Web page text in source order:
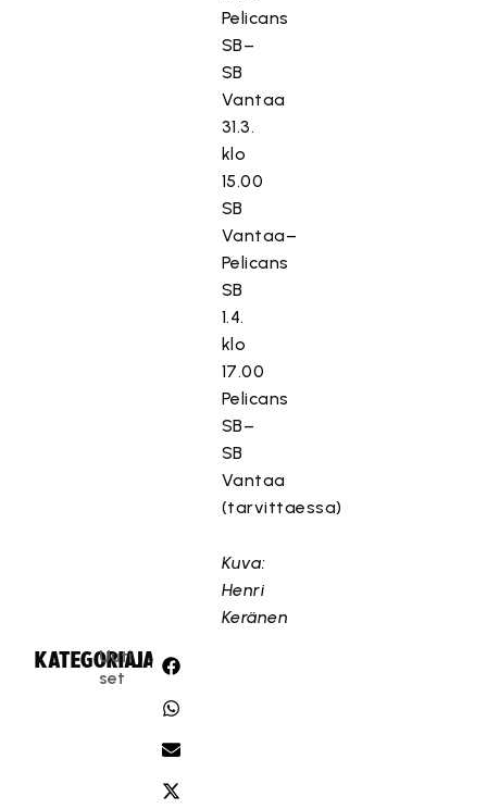
Pelicans
SB–
SB
Vantaa
31.3.
klo
15.00
SB
Vantaa–
Pelicans
SB
1.4.
klo
17.00
Pelicans
SB–
SB
Vantaa
(tarvittaessa)
Kuva:
Henri
Keränen
KATEGORIA:
Uuti
set
JAA: